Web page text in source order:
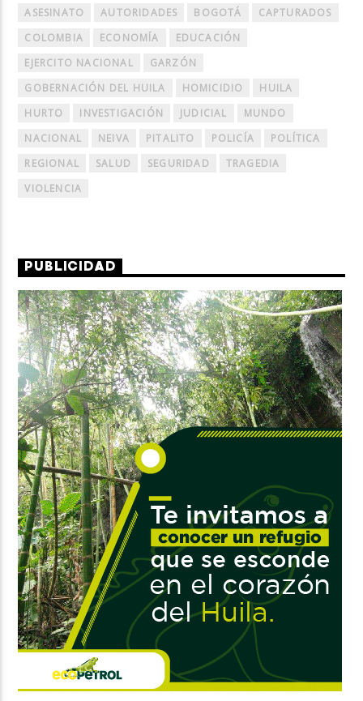
ASESINATO AUTORIDADES BOGOTÁ
CAPTURADOS
COLOMBIA
ECONOMÍA
EDUCACIÓN
EJERCITO NACIONAL
GARZÓN
GOBERNACIÓN DEL HUILA
HOMICIDIO
HUILA
HURTO
INVESTIGACIÓN JUDICIAL
MUNDO
NACIONAL
NEIVA PITALITO POLICÍA
POLÍTICA
REGIONAL
SALUD SEGURIDAD
TRAGEDIA
VIOLENCIA
PUBLICIDAD